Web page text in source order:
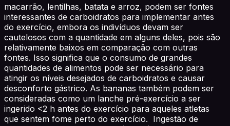
macarrão, lentilhas, batata e arroz, podem ser fontes
interessantes de carboidratos para implementar antes
do exercício, embora os indivíduos devam ser
cautelosos com a quantidade em alguns deles, pois são
relativamente baixos em comparação com outras
fontes. Isso significa que o consumo de grandes
quantidades de alimentos pode ser necessário para
atingir os níveis desejados de carboidratos e causar
desconforto gástrico. As bananas também podem ser
consideradas como um lanche pré-exercício a ser
ingerido <2 h antes do exercício para aqueles atletas
que sentem fome perto do exercício. Ingestão de